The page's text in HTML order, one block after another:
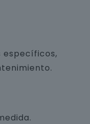
específicos,